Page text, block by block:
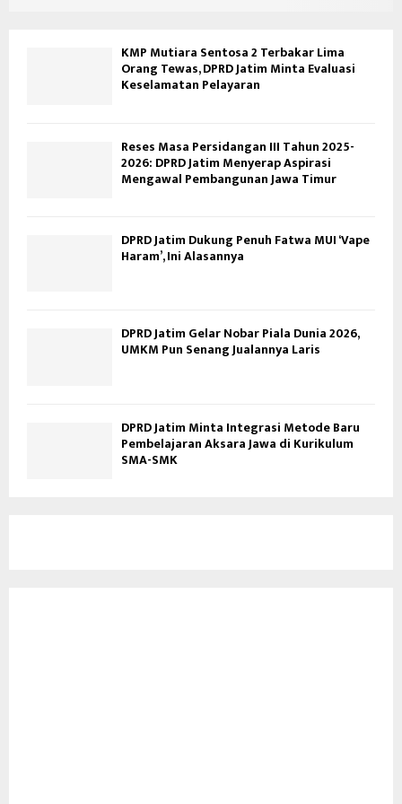
KMP Mutiara Sentosa 2 Terbakar Lima
Orang Tewas, DPRD Jatim Minta Evaluasi
Keselamatan Pelayaran
Reses Masa Persidangan III Tahun 2025-
2026: DPRD Jatim Menyerap Aspirasi
Mengawal Pembangunan Jawa Timur
DPRD Jatim Dukung Penuh Fatwa MUI ‘Vape
Haram’, Ini Alasannya
DPRD Jatim Gelar Nobar Piala Dunia 2026,
UMKM Pun Senang Jualannya Laris
DPRD Jatim Minta Integrasi Metode Baru
Pembelajaran Aksara Jawa di Kurikulum
SMA-SMK